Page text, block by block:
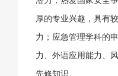
厚的专业兴趣，具有
力；应急管理学科的
力、外语应用能力、
先修知识。